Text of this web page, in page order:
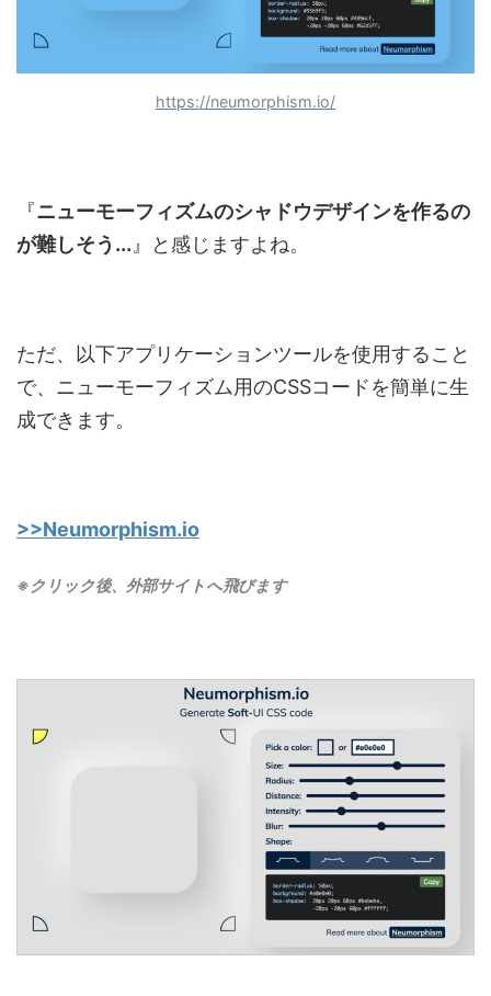
https://neumorphism.io/
『ニューモーフィズムのシャドウデザインを作るの
が難しそう... 』と感じますよね。
ただ、以下アプリケーションツールを使用すること
で、ニューモーフィズム用のCSSコードを簡単に生
成できます。
>>Neumorphism.io
※クリック後、外部サイトへ飛びます